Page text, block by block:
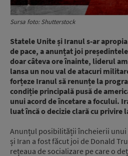
Sursa foto: Shutterstock
Statele Unite și Iranul s-ar
de pace, a anunțat joi
doar câteva ore înainte, liderul
lansa un nou val de atacuri
forțeze Iranul să renunțe la
condiție principală pusă de
unui acord de încetare a focului.
luat încă o decizie clară cu privire
Anunțul posibilității încheierii unui
și Iran a fost făcut joi de Donald
rețeaua de socializare pe care o